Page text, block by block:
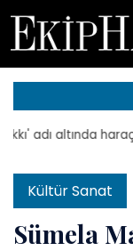
altında haraç
Kültür Sanat
Sümela